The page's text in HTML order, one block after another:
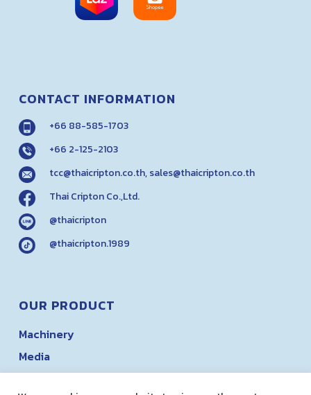
CONTACT INFORMATION
+66 88-585-1703
+66 2-125-2103
tcc@thaicripton.co.th,sales@thaicripton.co.th
Thai Cripton Co.,Ltd.
@thaicripton
@thaicripton.1989
OUR PRODUCT
Machinery
Media
Buffing Bar & Wax